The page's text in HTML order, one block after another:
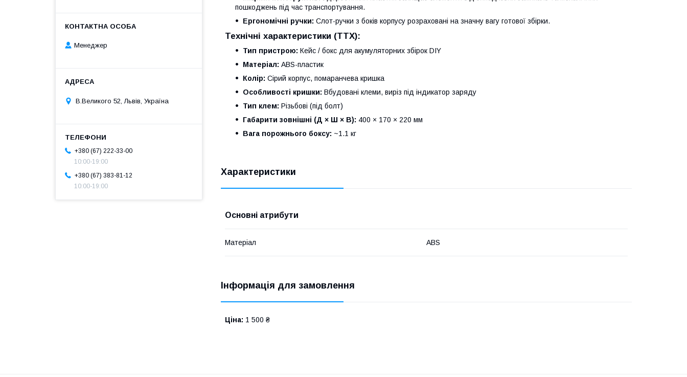
пошкоджень під час транспортування.
Ергономічні ручки: Слот-ручки з боків корпусу розраховані на значну вагу готової збірки.
Технічні характеристики (ТТХ):
Тип пристрою: Кейс / бокс для акумуляторних збірок DIY
Матеріал: ABS-пластик
Колір: Сірий корпус, помаранчева кришка
Особливості кришки: Вбудовані клеми, виріз під індикатор заряду
Тип клем: Різьбові (під болт)
Габарити зовнішні (Д × Ш × В): 400 × 170 × 220 мм
Вага порожнього боксу: ~1.1 кг
Характеристики
Основні атрибути
Матеріал ABS
Інформація для замовлення
Ціна: 1 500 ₴
Менеджер
В.Великого 52, Львів, Україна
+380 (67) 222-33-00
10:00-19:00
+380 (67) 383-81-12
10:00-19:00